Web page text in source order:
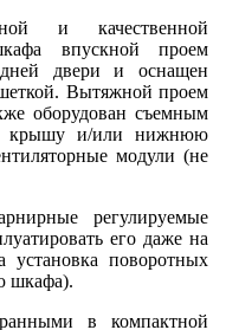
и качественной
впускной проем
двери и оснащен
Вытяжной проем
оборудован съемным
крышу и/или нижнюю
модули (не
регулируемые
его даже на
установка поворотных
шкафа).
в компактной